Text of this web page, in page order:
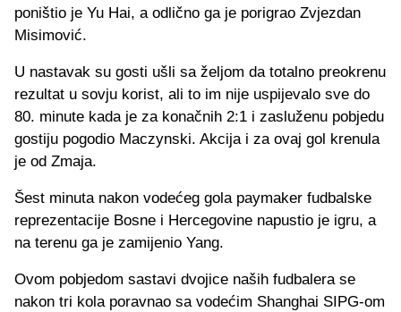
poništio je Yu Hai, a odlično ga je porigrao Zvjezdan
Misimović.
U nastavak su gosti ušli sa željom da totalno preokrenu
rezultat u sovju korist, ali to im nije uspijevalo sve do
80. minute kada je za konačnih 2:1 i zasluženu pobjedu
gostiju pogodio Maczynski. Akcija i za ovaj gol krenula
je od Zmaja.
Šest minuta nakon vodećeg gola paymaker fudbalske
reprezentacije Bosne i Hercegovine napustio je igru, a
na terenu ga je zamijenio Yang.
Ovom pobjedom sastavi dvojice naših fudbalera se
nakon tri kola poravnao sa vodećim Shanghai SIPG-om